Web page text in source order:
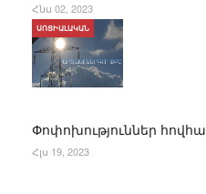
Հնս 02, 2023
Փոփոխություններ
ՍՈՑԻԱԼԱԿԱՆ
Հլս 19, 2023